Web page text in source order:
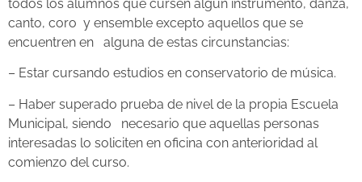
todos los alumnos que cursen algún instrumento, danza,
canto, coro y ensemble excepto aquellos que se
encuentren en alguna de estas circunstancias:
– Estar cursando estudios en conservatorio de música.
– Haber superado prueba de nivel de la propia Escuela
Municipal, siendo necesario que aquellas personas
interesadas lo soliciten en oficina con anterioridad al
comienzo del curso.